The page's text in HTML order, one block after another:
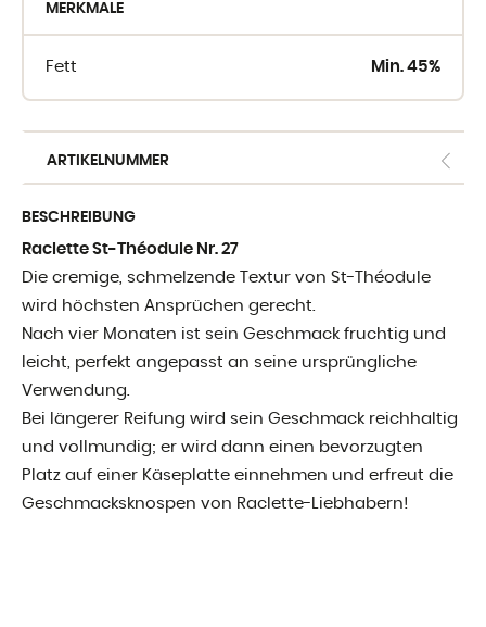
MERKMALE
Fett Min. 45%
ARTIKELNUMMER
BESCHREIBUNG
Raclette St-Théodule Nr. 27
Die cremige, schmelzende Textur von St-Théodule
wird höchsten Ansprüchen gerecht.
Nach vier Monaten ist sein Geschmack fruchtig und
leicht, perfekt angepasst an seine ursprüngliche
Verwendung.
Bei längerer Reifung wird sein Geschmack reichhaltig
und vollmundig; er wird dann einen bevorzugten
Platz auf einer Käseplatte einnehmen und erfreut die
Geschmacksknospen von Raclette-Liebhabern!